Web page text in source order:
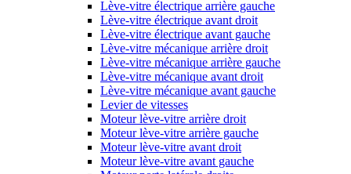
Lève-vitre électrique arrière gauche
Lève-vitre électrique avant droit
Lève-vitre électrique avant gauche
Lève-vitre mécanique arrière droit
Lève-vitre mécanique arrière gauche
Lève-vitre mécanique avant droit
Lève-vitre mécanique avant gauche
Levier de vitesses
Moteur lève-vitre arrière droit
Moteur lève-vitre arrière gauche
Moteur lève-vitre avant droit
Moteur lève-vitre avant gauche